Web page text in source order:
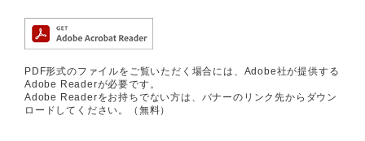
PDF形式のファイルをご覧いただく場合には、Adobe社が提供する
Adobe Readerが必要です。
Adobe Readerをお持ちでない方は、バナーのリンク先からダウン
ロードしてください。（無料）